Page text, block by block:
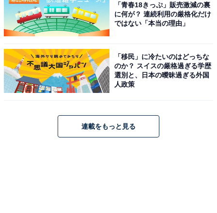
「青春18きっぷ」販売激減の裏
に何が？ 連続利用の厳格化だけ
ではない「本当の理由」
「移民」に冷たいのはどっちな
のか？ スイスの厳格過ぎる学歴
選別と、日本の曖昧過ぎる外国
人政策
連載をもっと見る